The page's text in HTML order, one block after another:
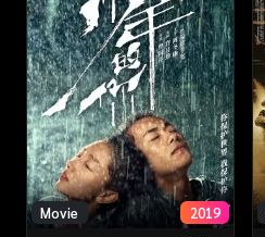
Movie 2019